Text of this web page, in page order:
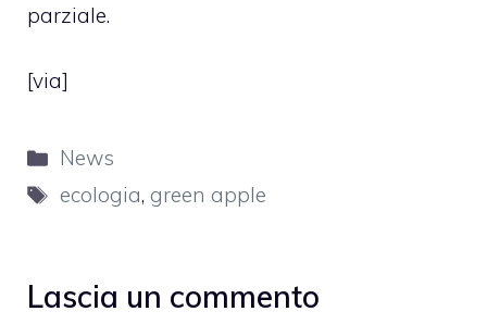
parziale.
[via]
Categorie
News
Tag
ecologia, green apple
Lascia un commento